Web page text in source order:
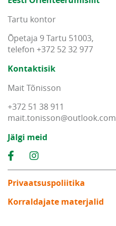
Tartu kontor
Õpetaja 9 Tartu 51003,
telefon +372 52 32 977
Kontaktisik
Mait Tõnisson
+372 51 38 911
mait.tonisson@outlook.com
Jälgi meid
Privaatsuspoliitika
Korraldajate materjalid